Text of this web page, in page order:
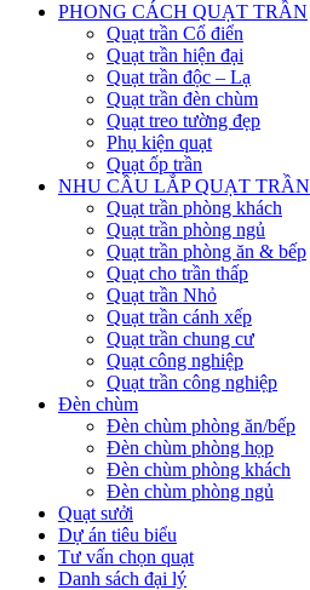
PHONG CÁCH QUẠT TRẦN
Quạt trần Cổ điển
Quạt trần hiện đại
Quạt trần độc – Lạ
Quạt trần đèn chùm
Quạt treo tường đẹp
Phụ kiện quạt
Quạt ốp trần
NHU CẦU LẮP QUẠT TRẦN
Quạt trần phòng khách
Quạt trần phòng ngủ
Quạt trần phòng ăn & bếp
Quạt cho trần thấp
Quạt trần Nhỏ
Quạt trần cánh xếp
Quạt trần chung cư
Quạt công nghiệp
Quạt trần công nghiệp
Đèn chùm
Đèn chùm phòng ăn/bếp
Đèn chùm phòng họp
Đèn chùm phòng khách
Đèn chùm phòng ngủ
Quạt sưởi
Dự án tiêu biểu
Tư vấn chọn quạt
Danh sách đại lý